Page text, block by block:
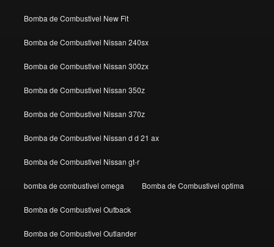
Bomba de Combustivel New Fit
Bomba de Combustivel Nissan 240sx
Bomba de Combustivel Nissan 300zx
Bomba de Combustivel Nissan 350z
Bomba de Combustivel Nissan 370z
Bomba de Combustivel Nissan d d 21 ax
Bomba de Combustivel Nissan gt-r
bomba de combustivel omega Bomba de Combustivel optima
Bomba de Combustivel Outback
Bomba de Combustivel Outlander